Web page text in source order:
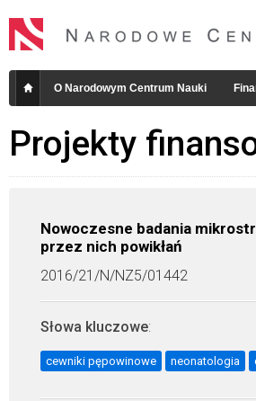
O Narodowym Centrum Nauki
Projekty
Nowoczesne badania
przez nich powikłań
2016/21/N/NZ5/01442
Słowa kluczowe:
cewniki pępowinowe neonatologia